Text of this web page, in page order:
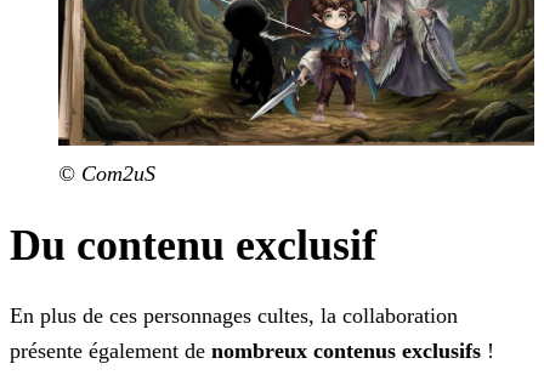
© Com2uS
Du contenu exclusif
En plus de ces personnages cultes, la collaboration
présente également de nombreux contenus exclusifs !